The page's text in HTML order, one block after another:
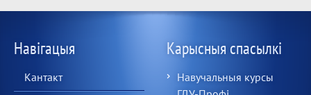
Навігацыя
Кантакт
Карысныя спасылкі
Навучальныя курсы